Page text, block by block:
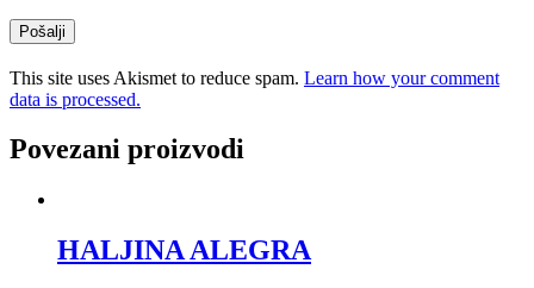
This site uses Akismet to reduce spam. Learn how your comment
data is processed.
Povezani proizvodi
HALJINA ALEGRA